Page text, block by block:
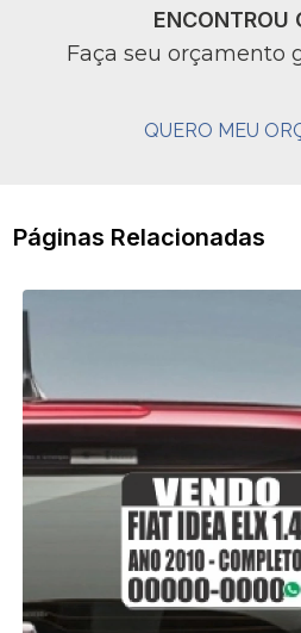
ENCONTROU
Faça seu orçamento
QUERO MEU
Páginas Relacionadas